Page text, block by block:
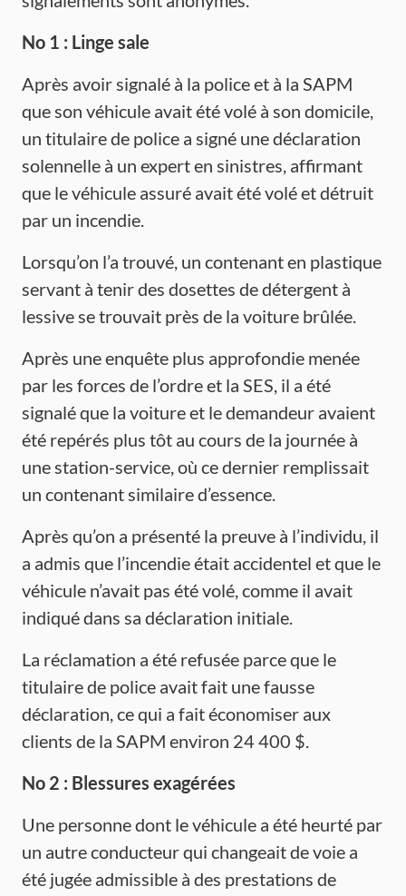
No 1 : Linge sale
Après avoir signalé à la police et à la SAPM
que son véhicule avait été volé à son domicile,
un titulaire de police a signé une déclaration
solennelle à un expert en sinistres, affirmant
que le véhicule assuré avait été volé et détruit
par un incendie.
Lorsqu’on l’a trouvé, un contenant en plastique
servant à tenir des dosettes de détergent à
lessive se trouvait près de la voiture brûlée.
Après une enquête plus approfondie menée
par les forces de l’ordre et la SES, il a été
signalé que la voiture et le demandeur avaient
été repérés plus tôt au cours de la journée à
une station-service, où ce dernier remplissait
un contenant similaire d’essence.
Après qu’on a présenté la preuve à l’individu, il
a admis que l’incendie était accidentel et que le
véhicule n’avait pas été volé, comme il avait
indiqué dans sa déclaration initiale.
La réclamation a été refusée parce que le
titulaire de police avait fait une fausse
déclaration, ce qui a fait économiser aux
clients de la SAPM environ 24 400 $.
No 2 : Blessures exagérées
Une personne dont le véhicule a été heurté par
un autre conducteur qui changeait de voie a
été jugée admissible à des prestations de